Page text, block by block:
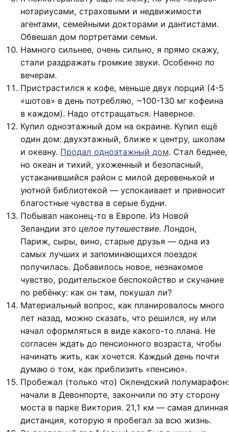
нотариусами, страховыми и недвижимости
агентами, семейными докторами и дантистами.
Обвешал дом портретами семьи.
Намного сильнее, очень сильно, я прямо скажу,
стали раздражать громкие звуки. Особенно по
вечерам.
Пристрастился к кофе, меньше двух порций (4-5
«шотов» в день потребляю, ~100-130 мг кофеина
в каждом). Надо отстращаться. Наверное.
Купил одноэтажный дом на окраине. Купил ещё
один дом: двухэтажный, ближе к центру, школам
и океану. Продал одноэтажный дом. Стал беднее,
но океан и тихий, ухоженный и безопасный,
устаканившийся район с милой деревенькой и
уютной библиотекой — успокаивает и привносит
благостные чувства в серые будни.
Побывал наконец-то в Европе. Из Новой
Зеландии это целое путешествие. Лондон,
Париж, сыры, вино, старые друзья — одна из
самых лучших и запоминающихся поездок
получилась. Добавилось новое, незнакомое
чувство, родительское беспокойство и скучание
по ребёнку: как он там, покушал ли?
Материальный вопрос, как планировалось много
лет назад, можно сказать, что решился, ну или
начал оформляться в виде какого-то плана. Не
согласен ждать до пенсионного возраста, чтобы
начинать жить, как хочется. Каждый день почти
думаю о том, как приблизить «пенсию».
Пробежал (только что) Оклендский полумарафон:
начали в Девонпорте, закончили по эту сторону
моста в парке Виктория. 21,1 км — самая длинная
дистанция, которую я пробегал за всю жизнь.